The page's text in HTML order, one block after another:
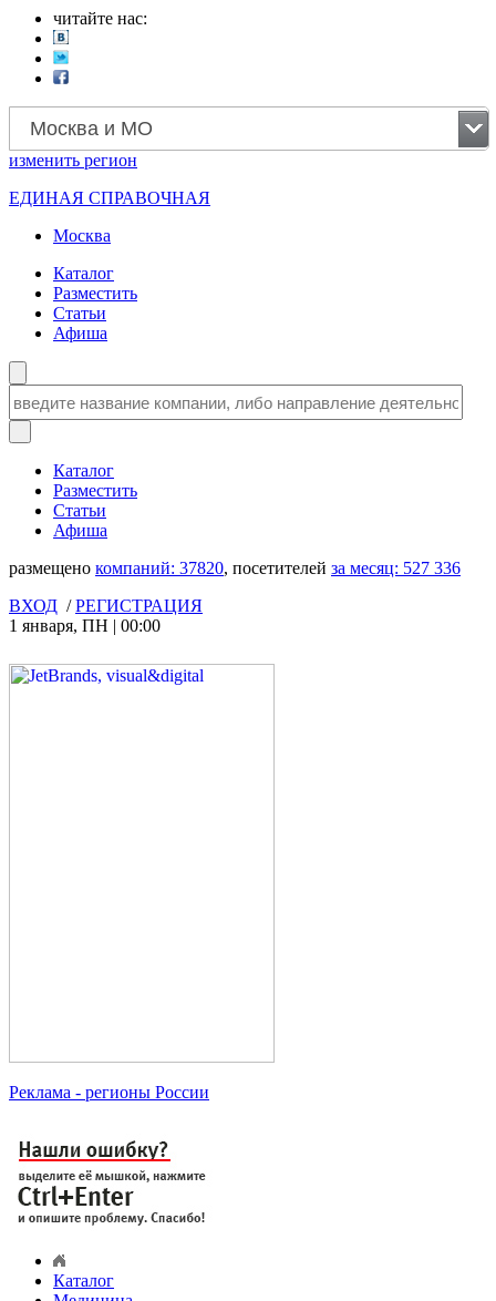
читайте нас:
Москва и МО
изменить регион
ЕДИНАЯ СПРАВОЧНАЯ
Москва
Каталог
Разместить
Статьи
Афиша
Каталог
Разместить
Статьи
Афиша
размещено компаний: 37820, посетителей за месяц: 527 336
ВХОД /РЕГИСТРАЦИЯ
1 января, ПН | 00:00
Реклама - регионы России
Каталог